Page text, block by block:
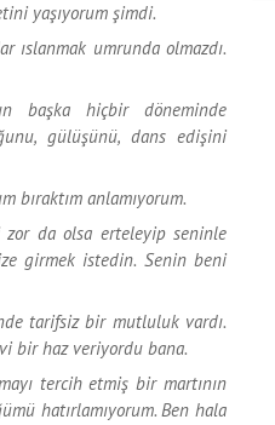
yaşıyorum şimdi.
ıslanmak umrunda olmazdı.
başka hiçbir döneminde
gülüşünü, dans edişini
bıraktım anlamıyorum.
zor da olsa erteleyip seninle
girmek istedin. Senin beni
tarifsiz bir mutluluk vardı.
bir haz veriyordu bana.
tercih etmiş bir martının
hatırlamıyorum. Ben hala